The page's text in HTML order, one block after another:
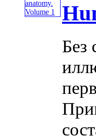
Без